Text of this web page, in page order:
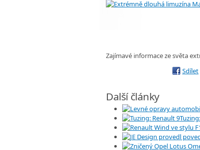
Zajímavé informace ze světa
Sdílet
Další články